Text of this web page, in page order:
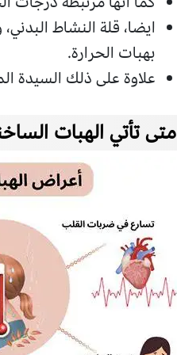
ايضا، قلة النشاط
بهبات الحرارة.
علاوة على ذلك السيدة
متى تأتي الهبات